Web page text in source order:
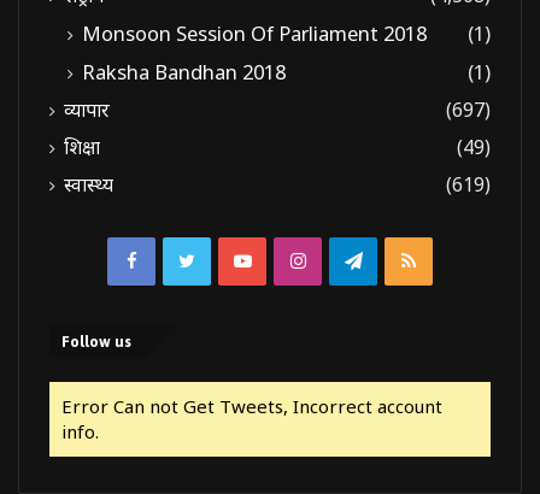
Monsoon Session Of Parliament 2018
(1)
Raksha Bandhan 2018
(1)
व्यापार
(697)
शिक्षा
(49)
स्वास्थ्य
(619)
FacebookTwitterYouTubeInstagramTelegram
RSS
Follow us
Error Can not Get Tweets, Incorrect account
info.